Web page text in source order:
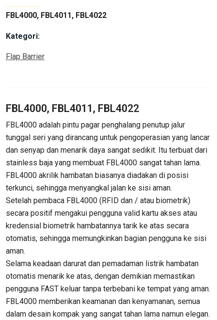
FBL4000, FBL4011, FBL4022
Kategori:
Flap Barrier
FBL4000, FBL4011, FBL4022
FBL4000 adalah pintu pagar penghalang penutup jalur
tunggal seri yang dirancang untuk pengoperasian yang lancar
dan senyap dan menarik daya sangat sedikit. Itu terbuat dari
stainless baja yang membuat FBL4000 sangat tahan lama.
FBL4000 akrilik hambatan biasanya diadakan di posisi
terkunci, sehingga menyangkal jalan ke sisi aman.
Setelah pembaca FBL4000 (RFID dan / atau biometrik)
secara positif mengakui pengguna valid kartu akses atau
kredensial biometrik hambatannya tarik ke atas secara
otomatis, sehingga memungkinkan bagian pengguna ke sisi
aman.
Selama keadaan darurat dan pemadaman listrik hambatan
otomatis menarik ke atas, dengan demikian memastikan
pengguna FAST keluar tanpa terbebani ke tempat yang aman.
FBL4000 memberikan keamanan dan kenyamanan, semua
dalam desain kompak yang sangat tahan lama namun elegan.